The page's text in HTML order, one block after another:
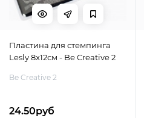
Пластина для стемпинга
Lesly 8x12см - Be Creative 2
Be Creative 2
24.50руб